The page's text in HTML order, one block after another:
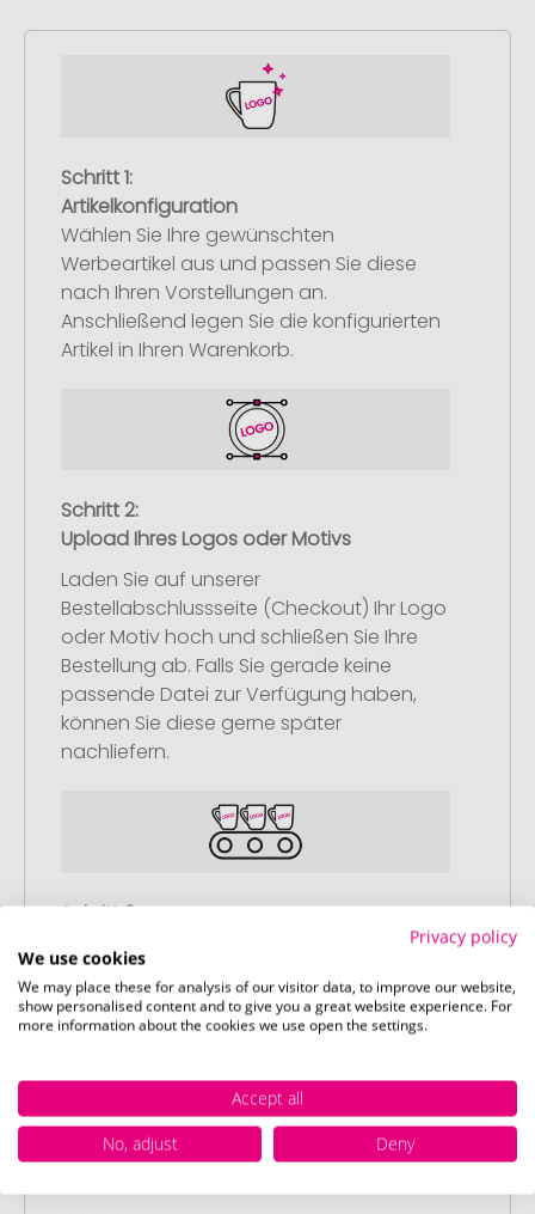
Schritt 1:
Artikelkonfiguration
Wählen Sie Ihre gewünschten
Werbeartikel aus und passen Sie diese
nach Ihren Vorstellungen an.
Anschließend legen Sie die konfigurierten
Artikel in Ihren Warenkorb.
Schritt 2:
Upload Ihres Logos oder Motivs
Laden Sie auf unserer
Bestellabschlussseite (Checkout) Ihr Logo
oder Motiv hoch und schließen Sie Ihre
Bestellung ab. Falls Sie gerade keine
passende Datei zur Verfügung haben,
können Sie diese gerne später
nachliefern.
Schritt 3:
Sie erhalten von uns eine kostenlose
Druckvorschau mit Ihrem Design. Sobald
Sie diese freigeben, starten wir
Privacy policy
We use cookies
We may place these for analysis of our visitor data, to improve our website,
show personalised content and to give you a great website experience. For
more information about the cookies we use open the settings.
Accept all
No, adjust
Deny